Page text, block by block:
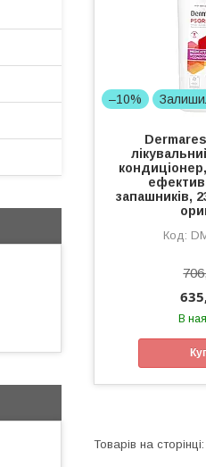
–10%
запашників,
В